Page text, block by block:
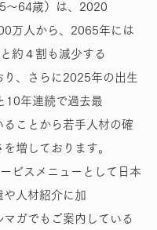
～64歳）は、2020
万人から、2065年には
約４割も減少する
り、さらに2025年の出生
10年連続で過去最
ることから若手人材の確
増しております。
ビスメニューとして日本
や人材紹介に加
マガでもご案内している